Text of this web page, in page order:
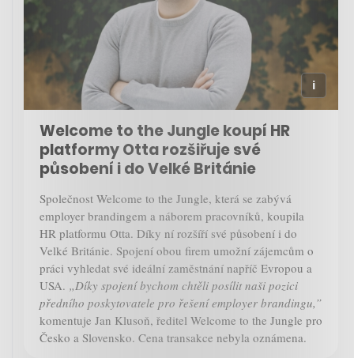
Welcome to the Jungle koupí HR
platformy Otta rozšiřuje své
působení i do Velké Británie
Společnost Welcome to the Jungle, která se zabývá
employer brandingem a náborem pracovníků, koupila
HR platformu Otta. Díky ní rozšíří své působení i do
Velké Británie. Spojení obou firem umožní zájemcům o
práci vyhledat své ideální zaměstnání napříč Evropou a
USA. „Díky spojení bychom chtěli posílit naši pozici
předního poskytovatele pro řešení employer brandingu,”
komentuje Jan Klusoň, ředitel Welcome to the Jungle pro
Česko a Slovensko. Cena transakce nebyla oznámena.